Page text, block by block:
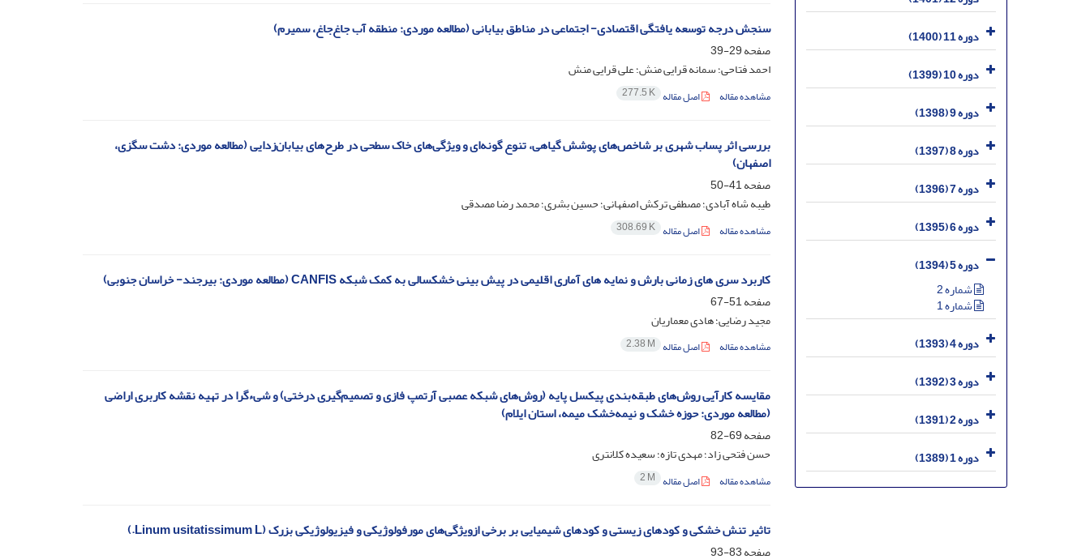
سنجش درجه توسعه یافتگی اقتصادی- اجتماعی در مناطق بیابانی (مطالعه موردی: منطقه آب جاغ‌جاغ، سمیرم)
صفحه29-39
احمد فتاحی؛ سمانه قرایی منش؛ علی قرایی منش
مشاهده مقاله اصل مقاله 277.5 K
بررسی اثر پساب شهری بر شاخص‌های پوشش گیاهی، تنوع گونه‌ای و ویژگی‌های خاک سطحی در طرح‌های بیابان‌زدایی (مطالعه موردی: دشت سگزی،
اصفهان)
صفحه41-50
طیبه شاه آبادی؛ مصطفی ترکش اصفهانی؛ حسین بشری؛ محمد رضا مصدقی
مشاهده مقاله اصل مقاله 308.69 K
کاربرد سری های زمانی بارش و نمایه های آماری اقلیمی در پیش بینی خشکسالی به کمک شبکه CANFIS (مطالعه موردی: بیرجند- خراسان جنوبی)
صفحه51-67
مجید رضایی؛ هادی معماریان
مشاهده مقاله اصل مقاله 2.38 M
مقایسه کارآیی روش‌های طبقه‌بندی پیکسل پایه (روش‌های شبکه عصبی آرتمپ فازی و تصمیم‌گیری درختی) و شیءگرا در تهیه نقشه کاربری اراضی
(مطالعه موردی: حوزه خشک و نیمه‌خشک میمه، استان ایلام)
صفحه69-82
حسن فتحی زاد؛ مهدی تازه؛ سعیده کلانتری
مشاهده مقاله اصل مقاله 2 M
تاثیر تنش خشکی و کودهای زیستی و کودهای شیمیایی بر برخی ازویژگی‌های مورفولوژیکی و فیزیولوژیکی بزرک (Linum usitatissimum L.)
صفحه83-93
دوره 11 (1400)
دوره 10 (1399)
دوره 9 (1398)
دوره 8 (1397)
دوره 7 (1396)
دوره 6 (1395)
دوره 5 (1394)
شماره 2
شماره 1
دوره 4 (1393)
دوره 3 (1392)
دوره 2 (1391)
دوره 1 (1389)